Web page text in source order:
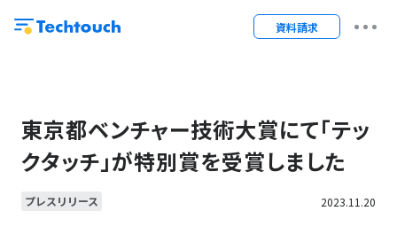
資料請求
東京都ベンチャー技術大賞にて「テッ
クタッチ」が特別賞を受賞しました
プレスリリース 2023.11.20